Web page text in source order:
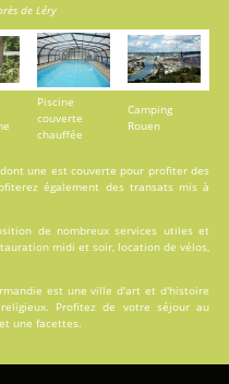
de Léry
Piscine
couverte
chauffée
Camping
Rouen
une est couverte pour profiter des
également des transats mis à
de nombreux services utiles et
midi et soir, location de vélos,
est une ville d'art et d'histoire
Profitez de votre séjour au
une facettes.